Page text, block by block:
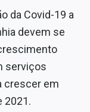
da Covid-19 a
devem se
serviços
crescer em
2021.